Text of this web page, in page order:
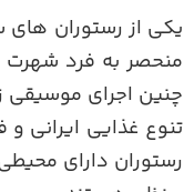
یکی از رستوران
منحصر به فرد شهرت
چنین اجرای موسیقی
تنوع غذایی ایرانی
رستوران دارای